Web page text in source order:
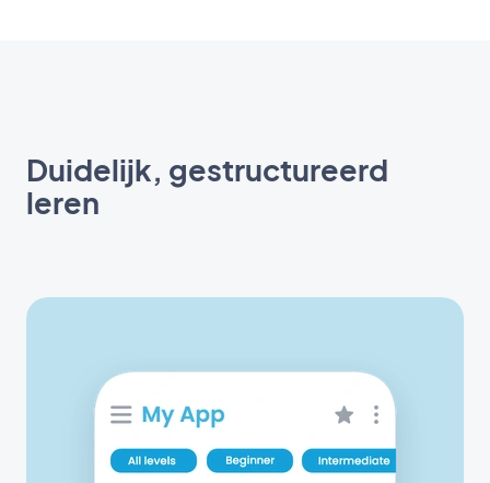
Duidelijk, gestructureerd
leren